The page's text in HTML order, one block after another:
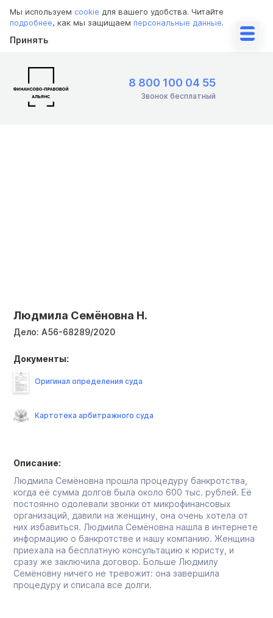
Мы используем cookie для вашего удобства. Читайте
подробнее, как мы защищаем персональные данные.
Принять
8 800 100 04 55
Звонок бесплатный
Людмила Семёновна Н.
Дело: А56-68289/2020
Описание:
Людмила Семёновна прошла процедуру банкротства,
когда её сумма долгов была около 600 тыс. рублей. Её
постоянно одолевали звонки от микрофинансовых
организаций, давили на женщину, она очень хотела от
них избавиться. Людмила Семёновна нашла в интернете
информацию о банкротстве и нашу компанию. Женщина
приехала на бесплатную консультацию к юристу, и
сразу же заключила договор. Больше Людмилу
Семёновну ничего не тревожит: она завершила
процедуру и списала все долги.
Документы:
Оригинал определения суда
Картотека арбитражного суда